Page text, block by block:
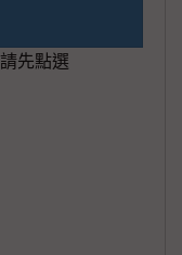
先點選